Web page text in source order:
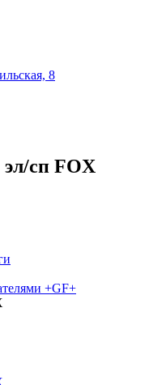
8
эл/сп FOX
+GF+